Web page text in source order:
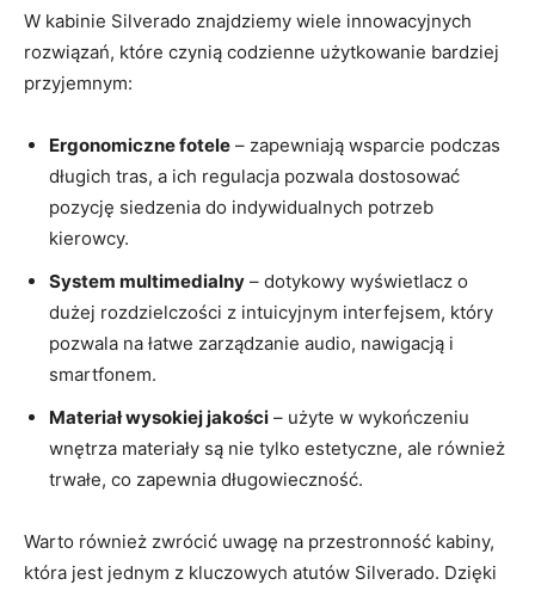
W kabinie Silverado znajdziemy wiele innowacyjnych
rozwiązań, które czynią codzienne użytkowanie bardziej
przyjemnym:
Ergonomiczne fotele – zapewniają wsparcie podczas
długich tras, a ich regulacja pozwala dostosować
pozycję siedzenia do indywidualnych potrzeb
kierowcy.
System multimedialny – dotykowy wyświetlacz o
dużej rozdzielczości z intuicyjnym interfejsem, który
pozwala na łatwe zarządzanie audio, nawigacją i
smartfonem.
Materiał wysokiej jakości – użyte w wykończeniu
wnętrza materiały są nie tylko estetyczne, ale również
trwałe, co zapewnia długowieczność.
Warto również zwrócić uwagę na przestronność kabiny,
która jest jednym z kluczowych atutów Silverado. Dzięki